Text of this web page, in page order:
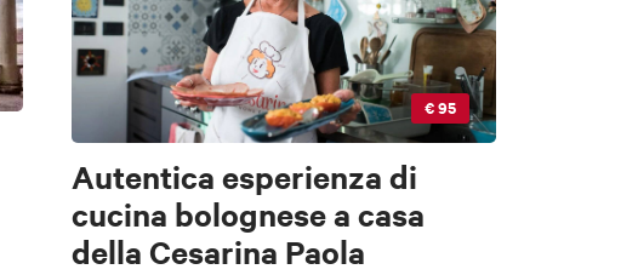
€ 95
Autentica esperienza di
cucina bolognese a casa
della Cesarina Paola
Sport e Motori
Lifestyle